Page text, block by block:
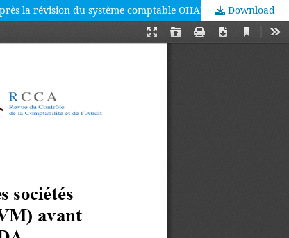
la révision du système comptable OHADA (SYSCOHADA)
Download